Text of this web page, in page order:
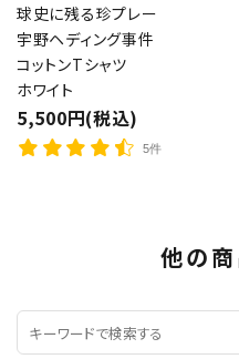
球史に残る珍プレー
宇野ヘディング事件
コットンTシャツ
ホワイト
5,500円(税込)
5件
他の